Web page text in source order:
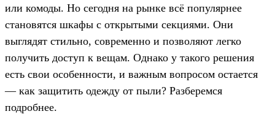
или комоды. Но сегодня на рынке всё популярнее
становятся шкафы с открытыми секциями. Они
выглядят стильно, современно и позволяют легко
получить доступ к вещам. Однако у такого решения
есть свои особенности, и важным вопросом остается
— как защитить одежду от пыли? Разберемся
подробнее.